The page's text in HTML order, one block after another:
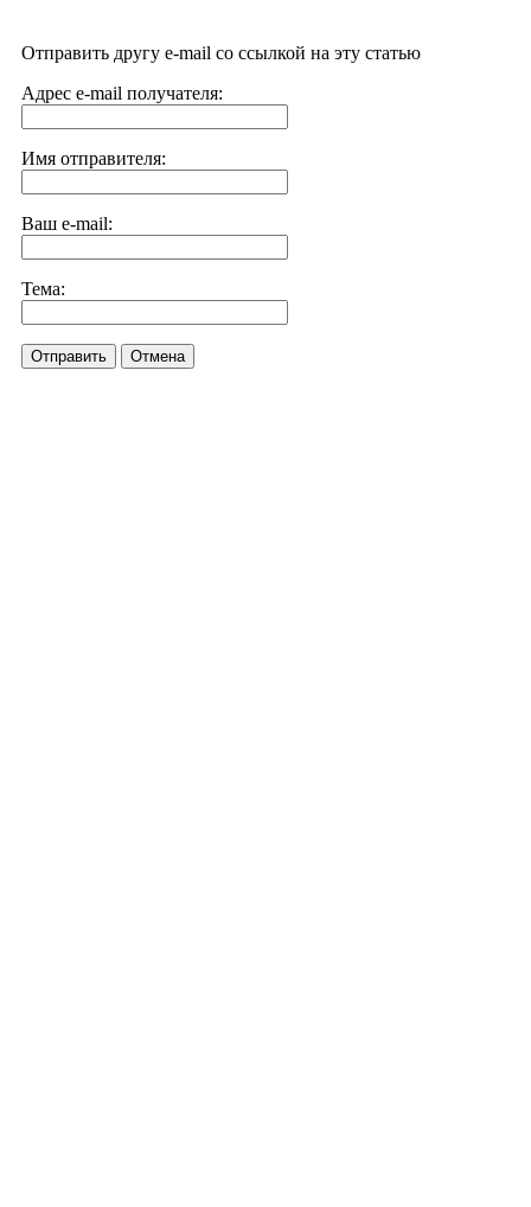
Отправить другу e-mail со ссылкой на эту статью
Адрес e-mail получателя:
Имя отправителя:
Ваш e-mail:
Тема:
Отправить Отмена